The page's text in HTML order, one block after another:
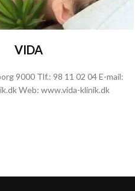
VIDA
9000 Tlf.: 98 11 02 04E-mail:
Web: www.vida-klinik.dk